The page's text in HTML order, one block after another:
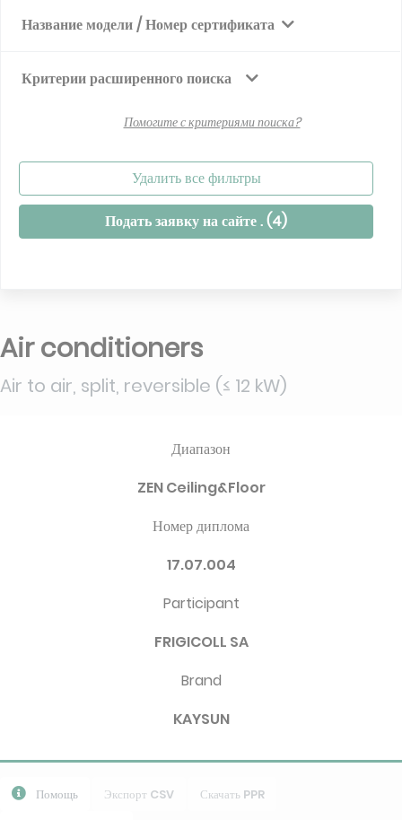
Название модели / Номер сертификата
Критерии расширенного поиска
Помогите с критериями поиска?
Удалить все фильтры
Подать заявку на сайте . (4)
Air conditioners
Air to air, split, reversible (≤ 12 kW)
Диапазон
ZEN Ceiling&Floor
Номер диплома
17.07.004
Participant
FRIGICOLL SA
Brand
KAYSUN
Помощь Экспорт CSV Скачать PPR